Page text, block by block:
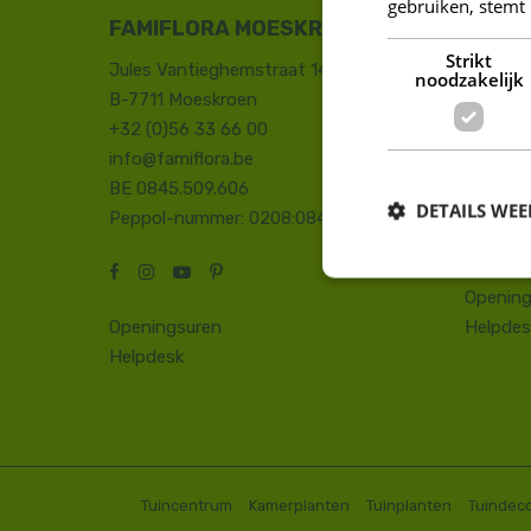
FAMIFLORA MOESKROEN
Jules Vantieghemstraat 14
B-7711 Moeskroen
+32 (0)56 33 66 00
info@famiflora.be
BE 0845.509.606
Peppol-nummer: 0208:0845509606
Openingsuren
Helpdesk
8660
+32
Tuincentrum Kamerplanten Tuinplanten
gebruiken,
Strikt
noodzakelijk
DETAILS